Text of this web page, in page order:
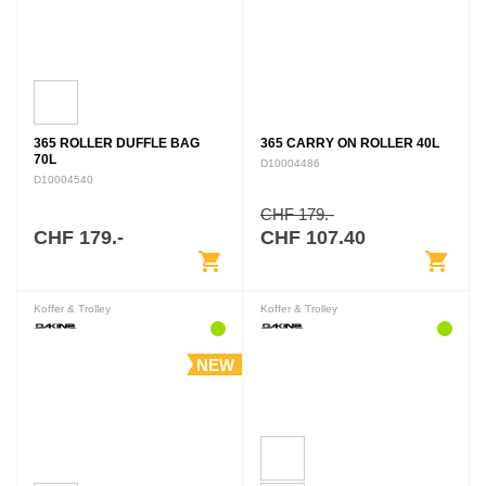
365 ROLLER DUFFLE BAG
70L
D10004540
CHF 179.-
shopping_cart
365 CARRY ON ROLLER 40L
D10004486
CHF 179.-
CHF 107.40
shopping_cart
Koffer & Trolley
NEW
Koffer & Trolley